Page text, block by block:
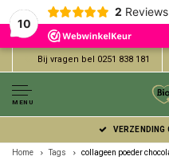
10
2 Reviews
Bij vragen bel 0251 838 181
MENU
VERZENDING
Home Tags collageen poeder